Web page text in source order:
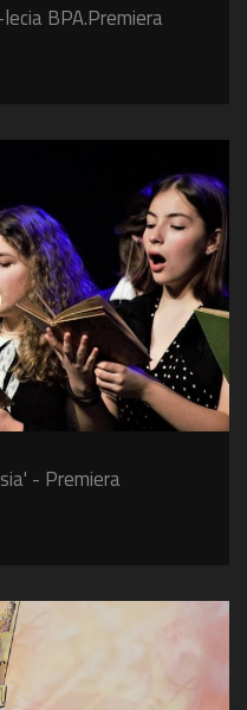
BPA.Premiera
- Premiera